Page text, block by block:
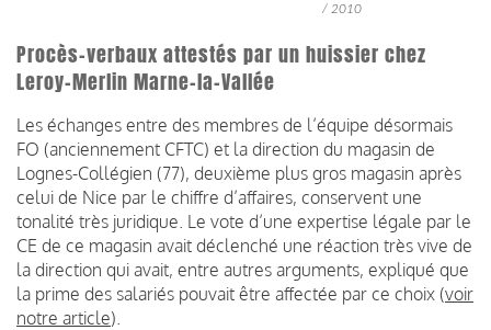
/ 2010
Procès-verbaux attestés par un huissier chez
Leroy-Merlin Marne-la-Vallée
Les échanges entre des membres de l’équipe désormais
FO (anciennement CFTC) et la direction du magasin de
Lognes-Collégien (77), deuxième plus gros magasin après
celui de Nice par le chiffre d’affaires, conservent une
tonalité très juridique. Le vote d’une expertise légale par le
CE de ce magasin avait déclenché une réaction très vive de
la direction qui avait, entre autres arguments, expliqué que
la prime des salariés pouvait être affectée par ce choix (voir
notre article).